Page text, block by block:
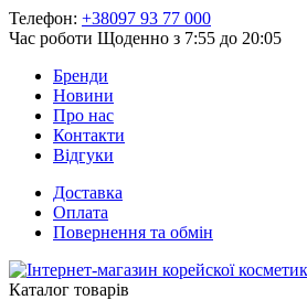
Телефон: +38097 93 77 000
Час роботи Щоденно з 7:55 до 20:05
Бренди
Новини
Про нас
Контакти
Відгуки
Доставка
Оплата
Повернення та обмін
Каталог товарів